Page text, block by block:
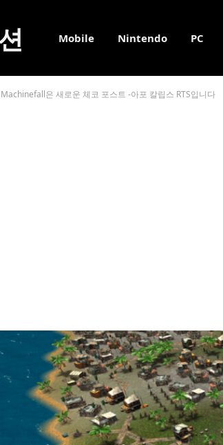
Mobile Nintendo PC
Machinefall은 새로운 체코 포스트 -아포 칼립스 RTS입니다